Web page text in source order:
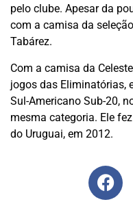
pelo clube. Apesar da
com a camisa da
Tabárez.
Com a camisa da
jogos das Eliminatórias,
Sul-Americano Sub-20,
mesma categoria. Ele
do Uruguai, em 2012.